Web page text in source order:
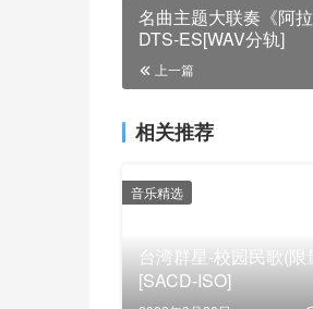
名曲主题大联奏《阿
DTS-ES[WAV分轨]
上一篇
相关推荐
台湾群星-校园民歌(限
[SACD-ISO]
音乐精选